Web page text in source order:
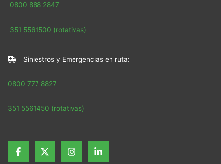
0800 888 2847
351 5561500 (rotativas)
Siniestros y Emergencias en ruta:
0800 777 8827
351 5561450 (rotativas)